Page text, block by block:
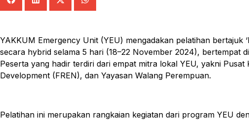
YAKKUM Emergency Unit (YEU) mengadakan pelatihan bertajuk
secara hybrid selama 5 hari (18–22 November 2024), bertempat
Peserta yang hadir terdiri dari empat mitra lokal YEU, yakni
Development (FREN), dan Yayasan Walang Perempuan.
Pelatihan ini merupakan rangkaian kegiatan dari program YEU